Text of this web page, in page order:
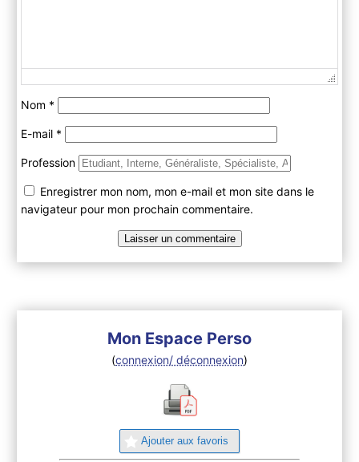
Nom *
E-mail *
Profession
Enregistrer mon nom, mon e-mail et mon site dans le
navigateur pour mon prochain commentaire.
Mon Espace Perso
(connexion/ déconnexion)
Ajouter aux favoris